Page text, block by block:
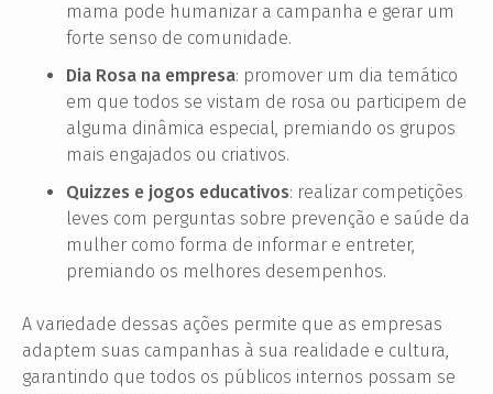
mama pode humanizar a campanha e gerar um
forte senso de comunidade.
Dia Rosa na empresa: promover um dia temático
em que todos se vistam de rosa ou participem de
alguma dinâmica especial, premiando os grupos
mais engajados ou criativos.
Quizzes e jogos educativos: realizar competições
leves com perguntas sobre prevenção e saúde da
mulher como forma de informar e entreter,
premiando os melhores desempenhos.
A variedade dessas ações permite que as empresas
adaptem suas campanhas à sua realidade e cultura,
garantindo que todos os públicos internos possam se